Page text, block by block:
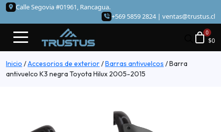
Calle Segovia #01961, Rancagua.
+569 5859 2824 | ventas@trustus.cl
$0
Inicio /Accesorios de exterior/Barras antivuelcos /Barra
antivuelco K3 negra Toyota Hilux 2005-2015